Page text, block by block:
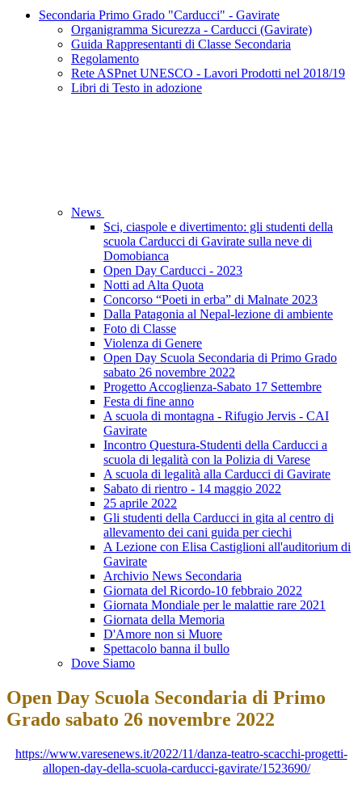
Secondaria Primo Grado "Carducci" - Gavirate
Organigramma Sicurezza - Carducci (Gavirate)
Guida Rappresentanti di Classe Secondaria
Regolamento
Rete ASPnet UNESCO - Lavori Prodotti nel 2018/19
Libri di Testo in adozione
News
Sci, ciaspole e divertimento: gli studenti della
scuola Carducci di Gavirate sulla neve di
Domobianca
Open Day Carducci - 2023
Notti ad Alta Quota
Concorso “Poeti in erba” di Malnate 2023
Dalla Patagonia al Nepal-lezione di ambiente
Foto di Classe
Violenza di Genere
Open Day Scuola Secondaria di Primo Grado
sabato 26 novembre 2022
Progetto Accoglienza-Sabato 17 Settembre
Festa di fine anno
A scuola di montagna - Rifugio Jervis - CAI
Gavirate
Incontro Questura-Studenti della Carducci a
scuola di legalità con la Polizia di Varese
A scuola di legalità alla Carducci di Gavirate
Sabato di rientro - 14 maggio 2022
25 aprile 2022
Gli studenti della Carducci in gita al centro di
allevamento dei cani guida per ciechi
A Lezione con Elisa Castiglioni all'auditorium di
Gavirate
Archivio News Secondaria
Giornata del Ricordo-10 febbraio 2022
Giornata Mondiale per le malattie rare 2021
Giornata della Memoria
D'Amore non si Muore
Spettacolo banna il bullo
Dove Siamo
Open Day Scuola Secondaria di Primo
Grado sabato 26 novembre 2022
https://www.varesenews.it/2022/11/danza-teatro-scacchi-progetti-
allopen-day-della-scuola-carducci-gavirate/1523690/